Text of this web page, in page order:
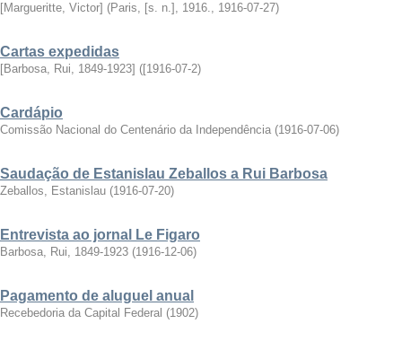
[Margueritte, Victor] (Paris, [s. n.], 1916., 1916-07-27)
Cartas expedidas
[Barbosa, Rui, 1849-1923] ([1916-07-2)
Cardápio
Comissão Nacional do Centenário da Independência (1916-07-06)
Saudação de Estanislau Zeballos a Rui Barbosa
Zeballos, Estanislau (1916-07-20)
Entrevista ao jornal Le Figaro
Barbosa, Rui, 1849-1923 (1916-12-06)
Pagamento de aluguel anual
Recebedoria da Capital Federal (1902)